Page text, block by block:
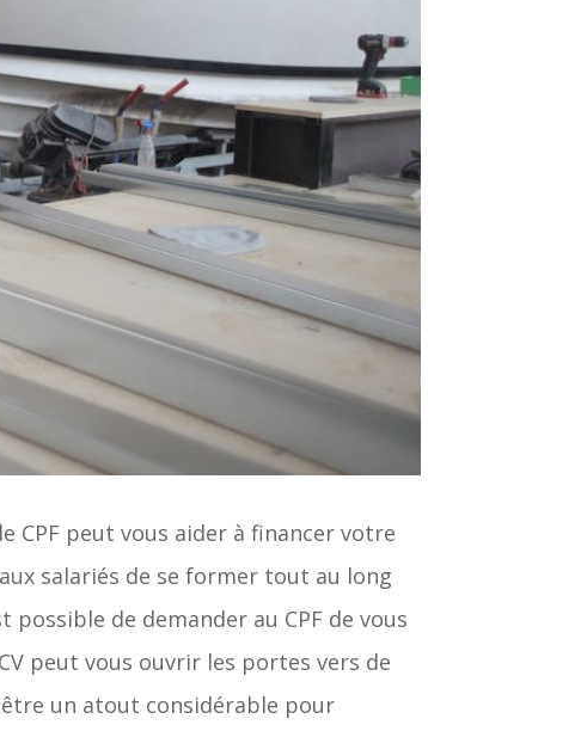
CPF peut vous aider à financer votre
salariés de se former tout au long
de demander au CPF de vous
peut vous ouvrir les portes vers de
un atout considérable pour